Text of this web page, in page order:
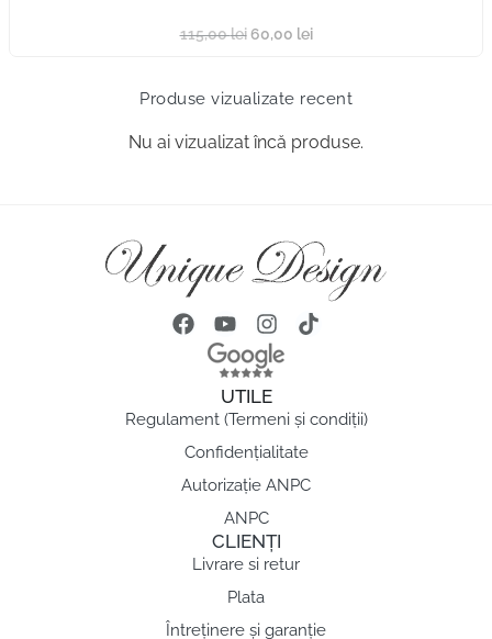
115,00lei 60,00 lei
Produse vizualizate recent
Nu ai vizualizat încă produse.
UTILE
Regulament (Termeni și condiții)
Confidențialitate
Autorizație ANPC
ANPC
CLIENȚI
Livrare si retur
Plata
Întreținere și garanție